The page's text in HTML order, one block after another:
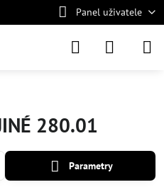
Panel uživatele
280.01
Parametry